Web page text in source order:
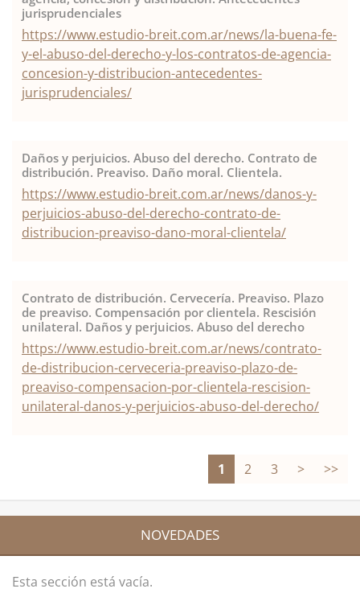
jurisprudenciales
https://www.estudio-breit.com.ar/news/la-buena-fe-
y-el-abuso-del-derecho-y-los-contratos-de-agencia-
concesion-y-distribucion-antecedentes-
jurisprudenciales/
Daños y perjuicios. Abuso del derecho. Contrato de
distribución. Preaviso. Daño moral. Clientela.
https://www.estudio-breit.com.ar/news/danos-y-
perjuicios-abuso-del-derecho-contrato-de-
distribucion-preaviso-dano-moral-clientela/
Contrato de distribución. Cervecería. Preaviso. Plazo
de preaviso. Compensación por clientela. Rescisión
unilateral. Daños y perjuicios. Abuso del derecho
https://www.estudio-breit.com.ar/news/contrato-
de-distribucion-cerveceria-preaviso-plazo-de-
preaviso-compensacion-por-clientela-rescision-
unilateral-danos-y-perjuicios-abuso-del-derecho/
1 2 3 > >>
NOVEDADES
Esta sección está vacía.